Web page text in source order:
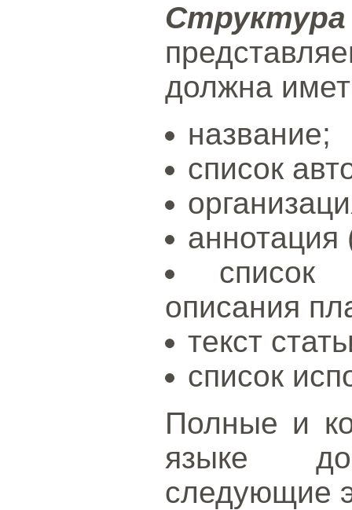
должна
название;
список
аннотация
описания
текст
список
Полные и
языке
следующие